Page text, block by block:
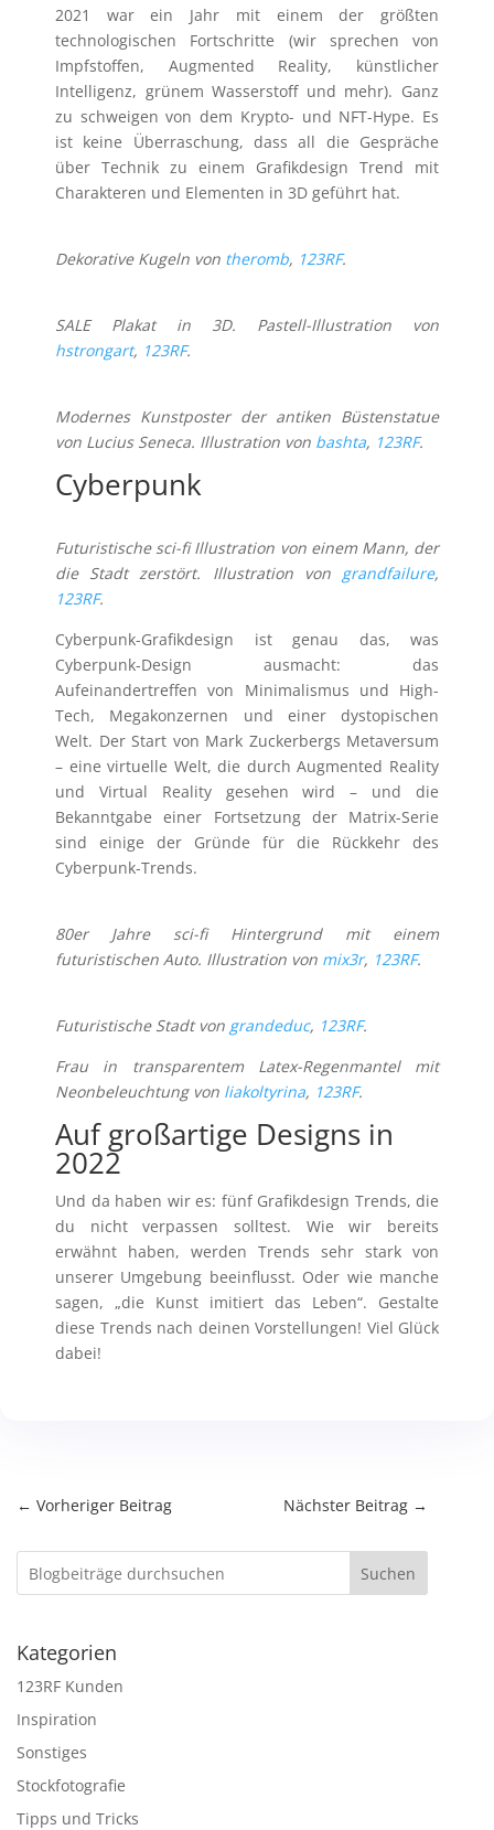
2021 war ein Jahr mit einem der größten
technologischen Fortschritte (wir sprechen von
Impfstoffen, Augmented Reality, künstlicher
Intelligenz, grünem Wasserstoff und mehr). Ganz
zu schweigen von dem Krypto- und NFT-Hype. Es
ist keine Überraschung, dass all die Gespräche
über Technik zu einem Grafikdesign Trend mit
Charakteren und Elementen in 3D geführt hat.
Dekorative Kugeln von theromb, 123RF.
SALE Plakat in 3D. Pastell-Illustration von
hstrongart, 123RF.
Modernes Kunstposter der antiken Büstenstatue
von Lucius Seneca. Illustration von bashta, 123RF.
Cyberpunk
Futuristische sci-fi Illustration von einem Mann, der
die Stadt zerstört. Illustration von grandfailure,
123RF.
Cyberpunk-Grafikdesign ist genau das, was
Cyberpunk-Design ausmacht: das
Aufeinandertreffen von Minimalismus und High-
Tech, Megakonzernen und einer dystopischen
Welt. Der Start von Mark Zuckerbergs Metaversum
– eine virtuelle Welt, die durch Augmented Reality
und Virtual Reality gesehen wird – und die
Bekanntgabe einer Fortsetzung der Matrix-Serie
sind einige der Gründe für die Rückkehr des
Cyberpunk-Trends.
80er Jahre sci-fi Hintergrund mit einem
futuristischen Auto. Illustration von mix3r, 123RF.
Futuristische Stadt von grandeduc, 123RF.
Frau in transparentem Latex-Regenmantel mit
Neonbeleuchtung von liakoltyrina, 123RF.
Auf großartige Designs in
2022
Und da haben wir es: fünf Grafikdesign Trends, die
du nicht verpassen solltest. Wie wir bereits
erwähnt haben, werden Trends sehr stark von
unserer Umgebung beeinflusst. Oder wie manche
sagen, „die Kunst imitiert das Leben“. Gestalte
diese Trends nach deinen Vorstellungen! Viel Glück
dabei!
← Vorheriger Beitrag Nächster Beitrag →
Suchen
Kategorien
123RF Kunden
Inspiration
Sonstiges
Stockfotografie
Tipps und Tricks